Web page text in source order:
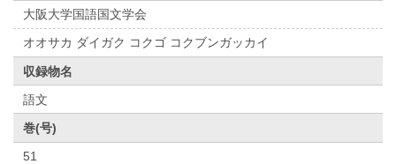
大阪大学国語国文学会
オオサカ ダイガク コクゴ コクブンガッカイ
収録物名
語文
巻(号)
51